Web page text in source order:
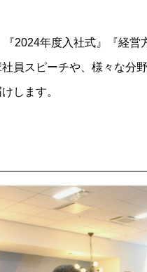
2024年度入社式』『経営
員スピーチや、様々な分
します。